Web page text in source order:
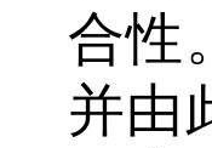
合性
并由